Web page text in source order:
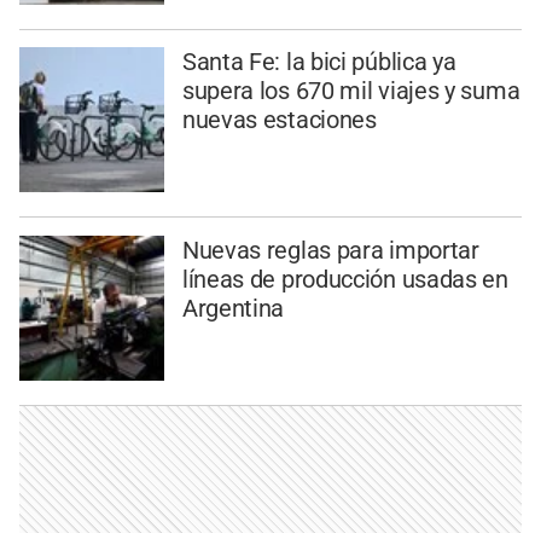
Santa Fe: la bici pública ya
supera los 670 mil viajes y suma
nuevas estaciones
Nuevas reglas para importar
líneas de producción usadas en
Argentina